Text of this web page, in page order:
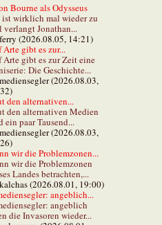
Bourne als Odysseus
ist wirklich mal wieder zu
verlangt Jonathan...
(2026.08.05, 14:21)
Arte gibt es zur...
Arte gibt es zur Zeit eine
Die Geschichte...
(2026.08.03,
den alternativen...
den alternativen Medien
ein paar Tausend...
(2026.08.03,
wir die Problemzonen...
wir die Problemzonen
Landes betrachten,...
(2026.08.01, 19:00)
angeblich...
angeblich
die Invasoren wieder...